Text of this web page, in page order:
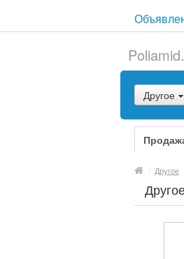
Другое
/ Другое